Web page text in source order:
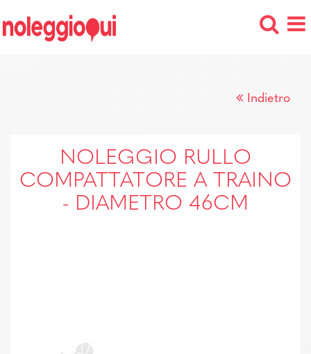
Indietro
NOLEGGIO RULLO
COMPATTATORE A TRAINO
- DIAMETRO 46CM